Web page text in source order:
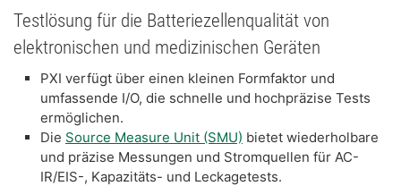
Testlösung für die Batteriezellenqualität von
elektronischen und medizinischen Geräten
PXI verfügt über einen kleinen Formfaktor und
umfassende I/O, die schnelle und hochpräzise Tests
ermöglichen.
Die Source Measure Unit (SMU) bietet wiederholbare
und präzise Messungen und Stromquellen für AC-
IR/EIS-, Kapazitäts- und Leckagetests.